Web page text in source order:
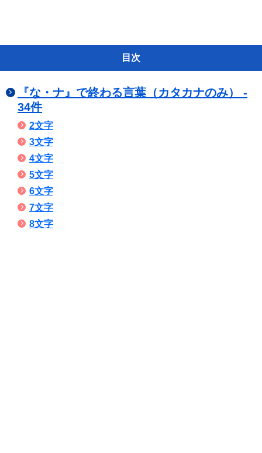
目次
『な・ナ』で終わる言葉（カタカナのみ） -
34件
2文字
3文字
4文字
5文字
6文字
7文字
8文字